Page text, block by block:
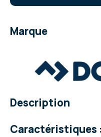
Marque
Description
Caractéristiques :